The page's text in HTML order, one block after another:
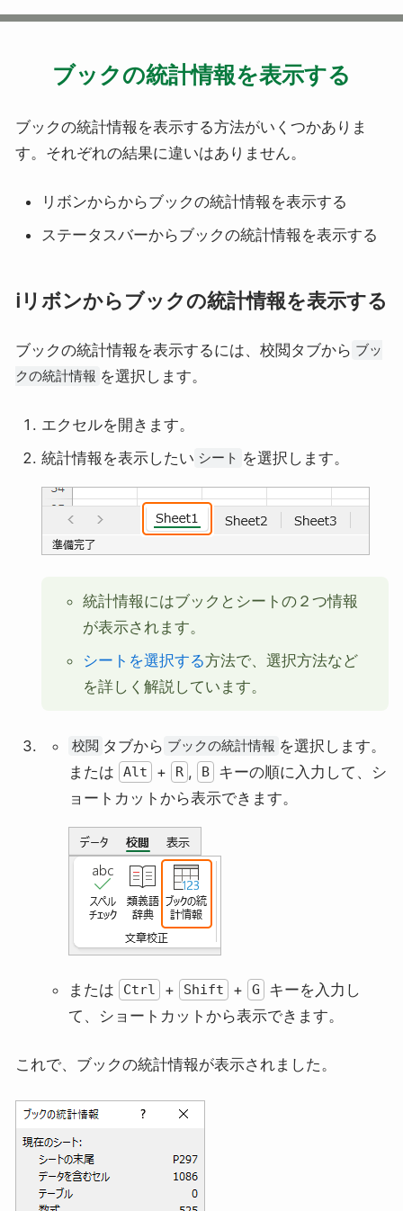
ブックの統計情報を表示する
ブックの統計情報を表示する方法がいくつかありま
す。それぞれの結果に違いはありません。
リボンからからブックの統計情報を表示する
ステータスバーからブックの統計情報を表示する
ℹ️リボンからブックの統計情報を表示する
ブックの統計情報を表示するには、校閲タブから ブッ
クの統計情報 を選択します。
エクセルを開きます。
統計情報を表示したい シート を選択します。
統計情報にはブックとシートの２つ情報
が表示されます。
シートを選択する方法で、選択方法など
を詳しく解説しています。
校閲 タブから ブックの統計情報 を選択します。
または
Alt + R , B
キーの順に入力して、シ
ョートカットから表示できます。
または Ctrl + Shift + G
キーを入力し
て、ショートカットから表示できます。
これで、ブックの統計情報が表示されました。